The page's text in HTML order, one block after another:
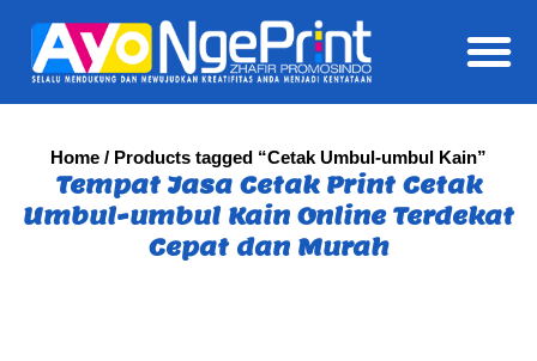
Home / Products tagged “Cetak Umbul-umbul Kain”
Tempat Jasa Cetak Print Cetak
Umbul-umbul Kain Online Terdekat
Cepat dan Murah